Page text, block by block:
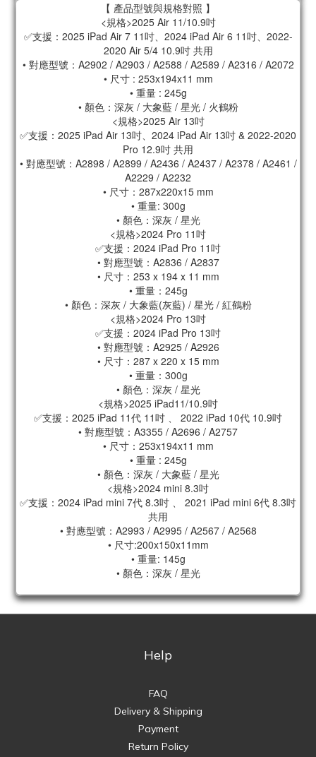
【 產品型號與規格對照 】
<規格>2025 Air 11/10.9吋
✅支援：2025 iPad Air 7 11吋、2024 iPad Air 6 11吋、2022-
2020 Air 5/4 10.9吋 共用
• 對應型號：A2902 / A2903 / A2588 / A2589 / A2316 / A2072
• 尺寸 : 253x194x11 mm
• 重量 : 245g
• 顏色：深灰 / 大象藍 / 星光 / 火鶴粉
<規格>2025 Air 13吋
✅支援：2025 iPad Air 13吋、2024 iPad Air 13吋 & 2022-2020
Pro 12.9吋 共用
• 對應型號：A2898 / A2899 / A2436 / A2437 / A2378 / A2461 /
A2229 / A2232
• 尺寸：287x220x15 mm
• 重量: 300g
• 顏色：深灰 / 星光
<規格>2024 Pro 11吋
✅支援：2024 iPad Pro 11吋
• 對應型號：A2836 / A2837
• 尺寸：253 x 194 x 11 mm
• 重量：245g
• 顏色：深灰 / 大象藍(灰藍) / 星光 / 紅鶴粉
<規格>2024 Pro 13吋
✅支援：2024 iPad Pro 13吋
• 對應型號：A2925 / A2926
• 尺寸：287 x 220 x 15 mm
• 重量：300g
• 顏色：深灰 / 星光
<規格>2025 iPad11/10.9吋
✅支援：2025 iPad 11代 11吋 、 2022 iPad 10代 10.9吋
• 對應型號：A3355 / A2696 / A2757
• 尺寸：253x194x11 mm
• 重量 : 245g
• 顏色：深灰 / 大象藍 / 星光
<規格>2024 mini 8.3吋
✅支援：2024 iPad mini 7代 8.3吋 、 2021 iPad mini 6代 8.3吋
共用
• 對應型號：A2993 / A2995 / A2567 / A2568
• 尺寸:200x150x11mm
• 重量: 145g
• 顏色：深灰 / 星光
Help
FAQ
Delivery & Shipping
Payment
Return Policy